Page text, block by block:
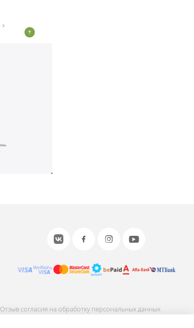
Отзыв согласия на обработку персональных данных